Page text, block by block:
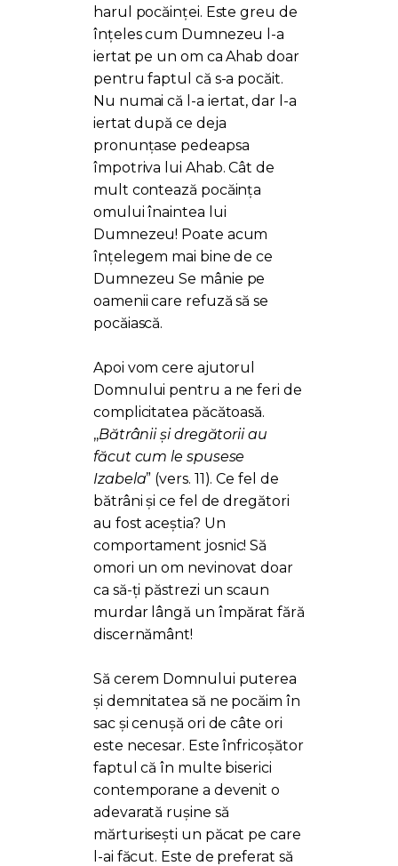
harul pocăinței. Este greu de
înțeles cum Dumnezeu l-a
iertat pe un om ca Ahab doar
pentru faptul că s-a pocăit.
Nu numai că l-a iertat, dar l-a
iertat după ce deja
pronunțase pedeapsa
împotriva lui Ahab. Cât de
mult contează pocăința
omului înaintea lui
Dumnezeu! Poate acum
înțelegem mai bine de ce
Dumnezeu Se mânie pe
oamenii care refuză să se
pocăiască.
Apoi vom cere ajutorul
Domnului pentru a ne feri de
complicitatea păcătoasă.
,,Bătrânii și dregătorii au
făcut cum le spusese
Izabela” (vers. 11). Ce fel de
bătrâni și ce fel de dregători
au fost aceștia? Un
comportament josnic! Să
omori un om nevinovat doar
ca să-ți păstrezi un scaun
murdar lângă un împărat fără
discernământ!
Să cerem Domnului puterea
și demnitatea să ne pocăim în
sac și cenușă ori de câte ori
este necesar. Este înfricoșător
faptul că în multe biserici
contemporane a devenit o
adevarată rușine să
mărturisești un păcat pe care
l-ai făcut. Este de preferat să